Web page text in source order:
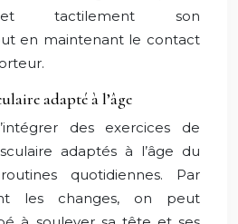
et tactilement son
en maintenant le contact
adapté à l’âge
des exercices de
adaptés à l’âge du
quotidiennes. Par
les changes, on peut